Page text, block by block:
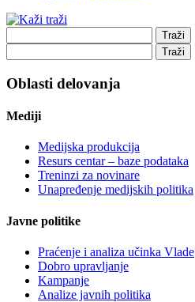
Oblasti delovanja
Mediji
Medijska produkcija
Resurs centar – baze podataka
Treninzi za novinare
Unapređenje medijskih politika
Javne politike
Praćenje i analiza učinka Vlade
Dobro upravljanje
Kampanje
Analize javnih politika